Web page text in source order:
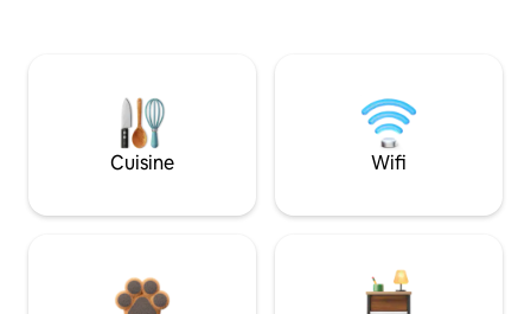
Cuisine Wifi